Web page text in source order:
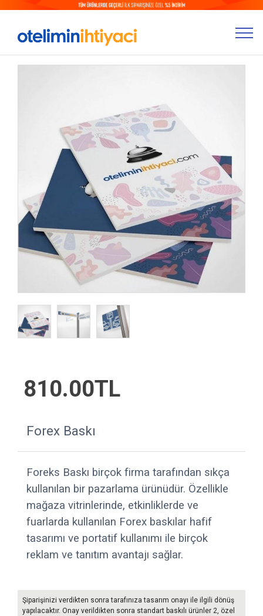
Forex Baskı
Foreks Baskı birçok firma tarafından sıkça
kullanılan bir pazarlama ürünüdür. Özellikle
mağaza vitrinlerinde, etkinliklerde ve
fuarlarda kullanılan Forex baskılar hafif
tasarımı ve portatif kullanımı ile birçok
reklam ve tanıtım avantajı sağlar.
Şiparişinizi verdikten sonra tarafınıza tasarım onayı ile ilgili dönüş
yapılacaktır. Onay verildikten sonra standart baskılı ürünler 2, özel
810.00TL